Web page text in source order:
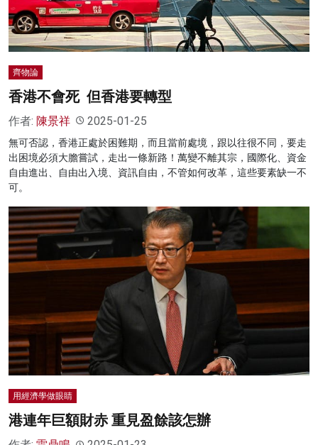
齊物論
香港不會死 但香港要轉型
作者: 陳景祥 2025-01-25
無可否認，香港正處於困難期，而且當前處境，跟以往很不同，要走
出困境必須大膽嘗試，走出一條新路！萬變不離其宗，國際化、資金
自由進出、自由出入境、資訊自由，不管如何改革，這些要素缺一不
可。
用經濟學做眼睛
港連年巨額財赤 重見盈餘該怎辦